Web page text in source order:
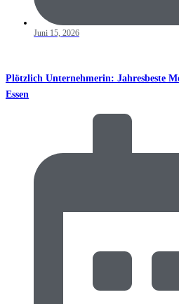
Juni 15, 2026
Plötzlich Unternehmerin: Jahresbeste
Essen